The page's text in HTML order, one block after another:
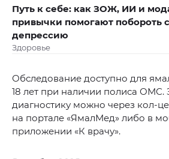
Путь к себе: как ЗОЖ, ИИ и
привычки помогают побороть
депрессию
Здоровье
Обследование доступно для
18 лет при наличии полиса ОМС.
диагностику можно через
на портале «ЯмалМед» либо в
приложении «К врачу».